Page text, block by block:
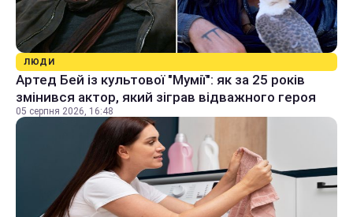
ЛЮДИ
Артед Бей із культової "Мумії": як за 25 років
змінився актор, який зіграв відважного героя
05 серпня 2026, 16:48